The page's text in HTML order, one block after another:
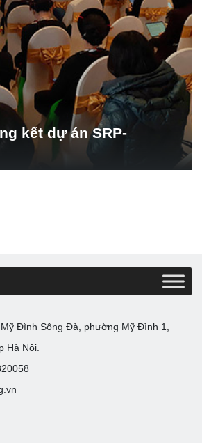
kết dự án SRP-
Đình Sông Đà, phường Mỹ Đình 1,
Hà Nội.